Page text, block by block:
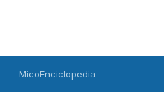
MicoEnciclopedia